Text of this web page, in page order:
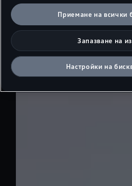
Приемане на всички
Запазване на
Настройки на